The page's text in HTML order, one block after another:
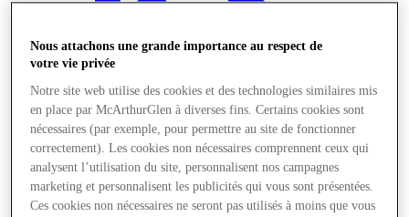
Nous attachons une grande importance au respect de
votre vie privée
Notre site web utilise des cookies et des technologies similaires mis
en place par McArthurGlen à diverses fins. Certains cookies sont
nécessaires (par exemple, pour permettre au site de fonctionner
correctement). Les cookies non nécessaires comprennent ceux qui
analysent l’utilisation du site, personnalisent nos campagnes
marketing et personnalisent les publicités qui vous sont présentées.
Ces cookies non nécessaires ne seront pas utilisés à moins que vous